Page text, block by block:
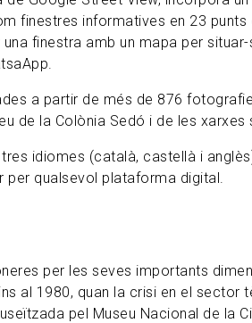
finestres informatives en 23
finestra amb un mapa per
a partir de més de 876
de la Colònia Sedó i de les xarxes
idiomes (català, castellà i
per qualsevol plataforma digital.
per les seves importants
al 1980, quan la crisi en el
pel Museu Nacional de la